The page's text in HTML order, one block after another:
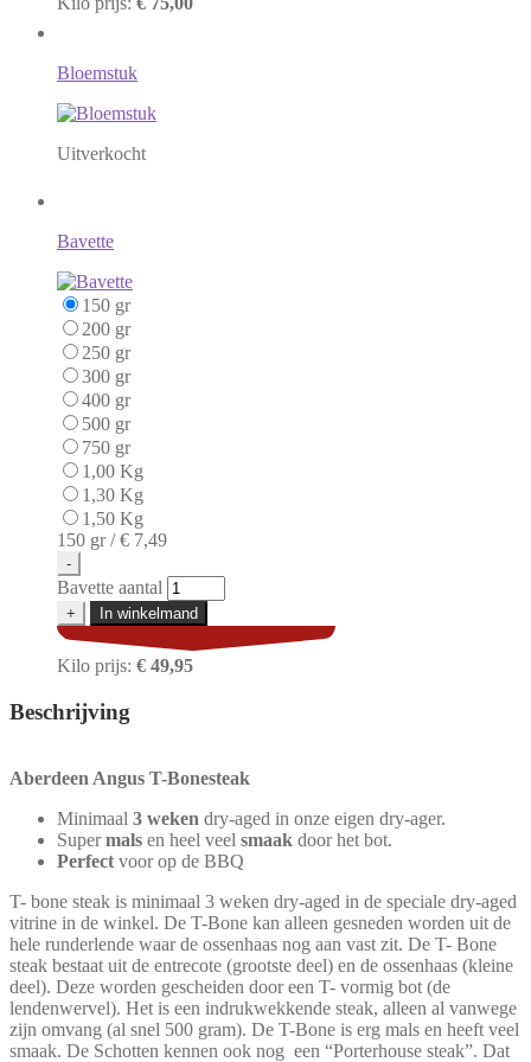
Bloemstuk
Uitverkocht
Bavette
150 gr
200 gr
250 gr
300 gr
400 gr
500 gr
750 gr
1,00 Kg
1,30 Kg
1,50 Kg
150 gr /€ 7,49
-
Bavette aantal
+ In winkelmand
Kilo prijs: € 49,95
Beschrijving
Aberdeen Angus T-Bonesteak
Minimaal 3 weken dry-aged in onze eigen dry-ager.
Supermals en heel veel smaak door het bot.
Perfect voor op de BBQ
T- bone steak is minimaal 3 weken dry-aged in de speciale dry-aged
vitrine in de winkel. De T-Bone kan alleen gesneden worden uit de
hele runderlende waar de ossenhaas nog aan vast zit. De T- Bone
steak bestaat uit de entrecote (grootste deel) en de ossenhaas (kleine
deel). Deze worden gescheiden door een T- vormig bot (de
lendenwervel). Het is een indrukwekkende steak, alleen al vanwege
zijn omvang (al snel 500 gram). De T-Bone is erg mals en heeft veel
smaak. De Schotten kennen ook nog een “Porterhouse steak”. Dat